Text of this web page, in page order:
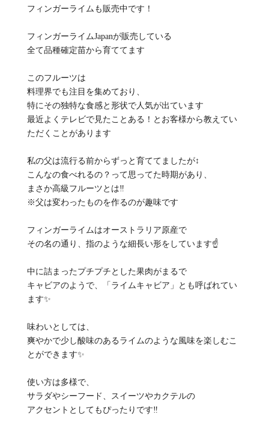
フィンガーライムも販売中です！
フィンガーライムJapanが販売している
全て品種確定苗から育ててます
このフルーツは
料理界でも注目を集めており、
特にその独特な食感と形状で人気が出ています
最近よくテレビで見たことある！とお客様から教えてい
ただくことがあります
私の父は流行る前からずっと育ててましたが‍↕️
こんなの食べれるの？って思ってた時期があり、
まさか高級フルーツとは‼️
※父は変わったものを作るのが趣味です
フィンガーライムはオーストラリア原産で
その名の通り、指のような細長い形をしています☝️
中に詰まったプチプチとした果肉がまるで
キャビアのようで、「ライムキャビア」とも呼ばれてい
ます‍✨
味わいとしては、
爽やかで少し酸味のあるライムのような風味を楽しむこ
とができます✨
使い方は多様で、
サラダやシーフード、スイーツやカクテルの
アクセントとしてもぴったりです‼️